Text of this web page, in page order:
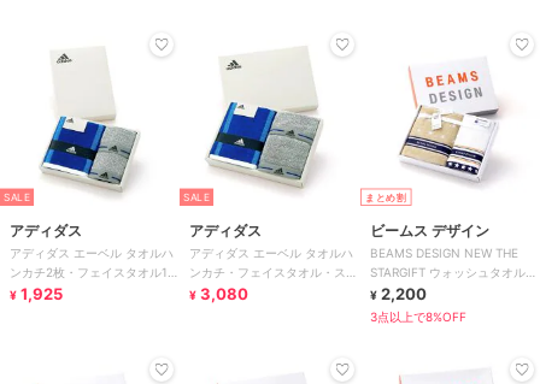
SALE
アディダス
アディダス エーベル タオルハ
ンカチ2枚・フェイスタオル1枚
入り
¥ 1,925
SALE
アディダス
アディダス エーベル タオルハ
ンカチ・フェイスタオル・スポ
ーツタオル各1枚入り
¥ 3,080
まとめ割
ビームス デザイン
BEAMS DESIGN NEW THE
STARGIFT ウォッシュタオル・
フェイスタオル各1枚入
¥ 2,200
3点以上で8%OFF